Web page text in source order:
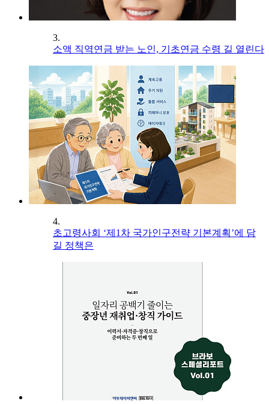
3.
소액 직역연금 받는 노인, 기초연금 수령 길 열린다
4.
초고령사회 ‘제1차 국가인구전략 기본계획’에 담
길 정책은